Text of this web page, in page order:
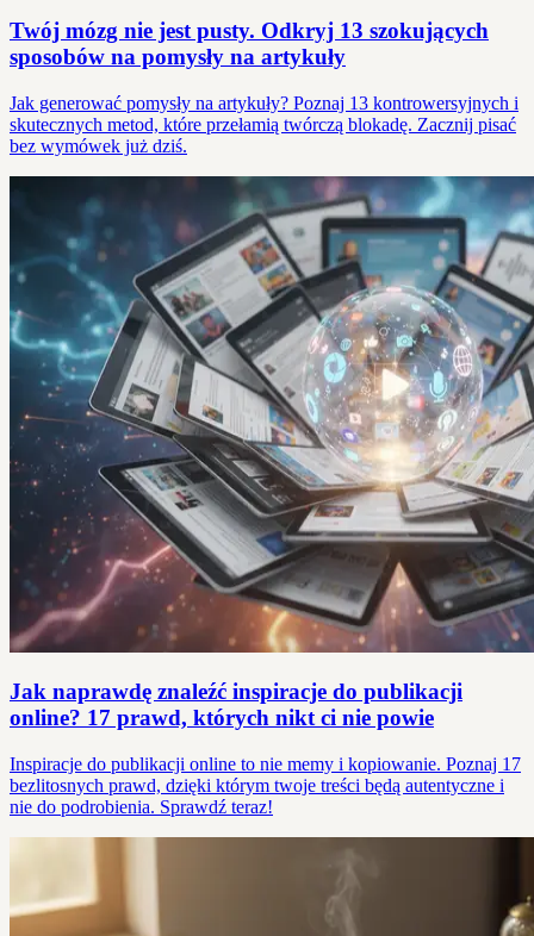
Twój mózg nie jest pusty. Odkryj 13 szokujących
sposobów na pomysły na artykuły
Jak generować pomysły na artykuły? Poznaj 13 kontrowersyjnych i
skutecznych metod, które przełamią twórczą blokadę. Zacznij pisać
bez wymówek już dziś.
Jak naprawdę znaleźć inspiracje do publikacji
online? 17 prawd, których nikt ci nie powie
Inspiracje do publikacji online to nie memy i kopiowanie. Poznaj 17
bezlitosnych prawd, dzięki którym twoje treści będą autentyczne i
nie do podrobienia. Sprawdź teraz!